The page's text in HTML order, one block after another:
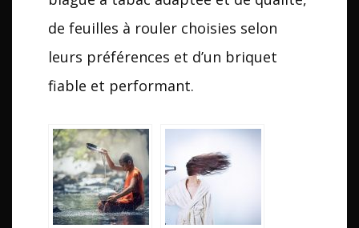
de feuilles à rouler choisies selon
leurs préférences et d’un briquet
fiable et performant.